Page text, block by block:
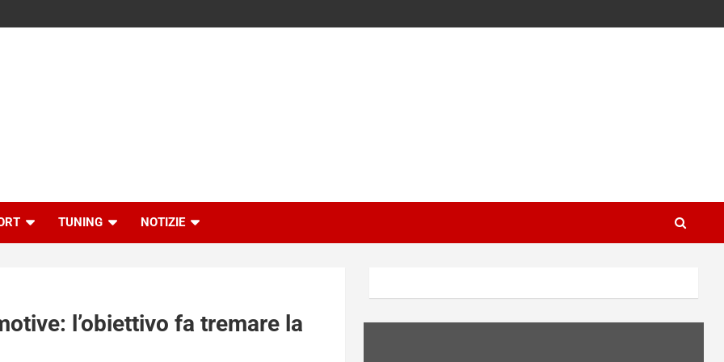
TUNING NOTIZIE
l’obiettivo fa tremare la